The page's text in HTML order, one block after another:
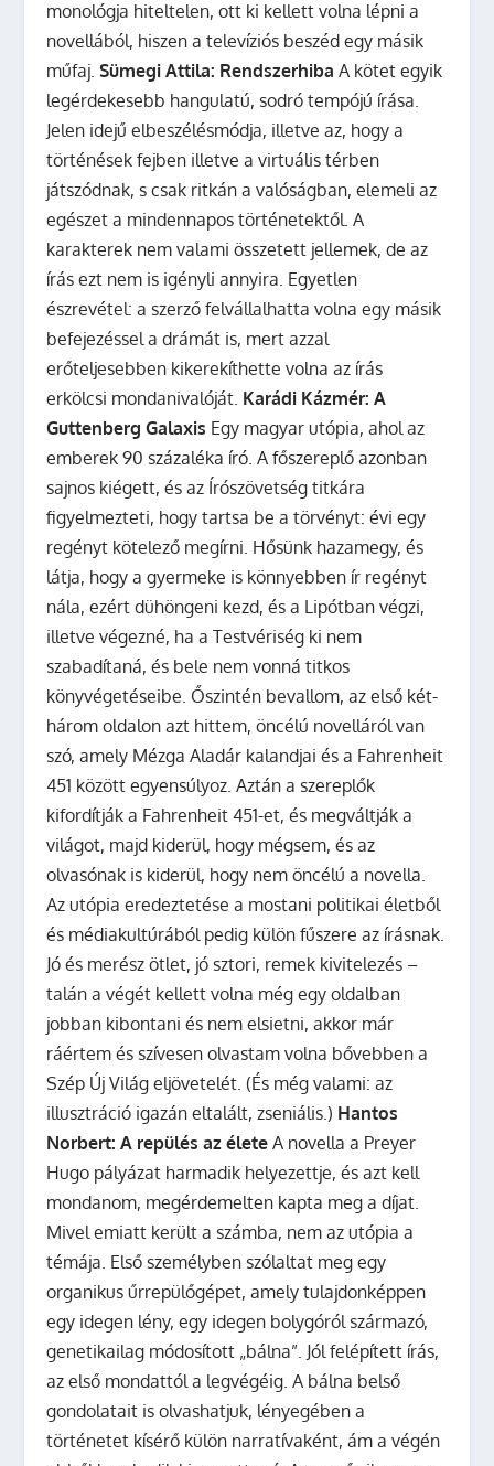
monológja hiteltelen, ott ki kellett volna lépni a
novellából, hiszen a televíziós beszéd egy másik
műfaj.Sümegi Attila: Rendszerhiba A kötet egyik
legérdekesebb hangulatú, sodró tempójú írása.
Jelen idejű elbeszélésmódja, illetve az, hogy a
történések fejben illetve a virtuális térben
játszódnak, s csak ritkán a valóságban, elemeli az
egészet a mindennapos történetektől. A
karakterek nem valami összetett jellemek, de az
írás ezt nem is igényli annyira. Egyetlen
észrevétel: a szerző felvállalhatta volna egy másik
befejezéssel a drámát is, mert azzal
erőteljesebben kikerekíthette volna az írás
erkölcsi mondanivalóját. Karádi Kázmér: A
Guttenberg Galaxis Egy magyar utópia, ahol az
emberek 90 százaléka író. A főszereplő azonban
sajnos kiégett, és az Írószövetség titkára
figyelmezteti, hogy tartsa be a törvényt: évi egy
regényt kötelező megírni. Hősünk hazamegy, és
látja, hogy a gyermeke is könnyebben ír regényt
nála, ezért dühöngeni kezd, és a Lipótban végzi,
illetve végezné, ha a Testvériség ki nem
szabadítaná, és bele nem vonná titkos
könyvégetéseibe. Őszintén bevallom, az első két-
három oldalon azt hittem, öncélú novelláról van
szó, amely Mézga Aladár kalandjai és a Fahrenheit
451 között egyensúlyoz. Aztán a szereplők
kifordítják a Fahrenheit 451-et, és megváltják a
világot, majd kiderül, hogy mégsem, és az
olvasónak is kiderül, hogy nem öncélú a novella.
Az utópia eredeztetése a mostani politikai életből
és médiakultúrából pedig külön fűszere az írásnak.
Jó és merész ötlet, jó sztori, remek kivitelezés –
talán a végét kellett volna még egy oldalban
jobban kibontani és nem elsietni, akkor már
ráértem és szívesen olvastam volna bővebben a
Szép Új Világ eljövetelét. (És még valami: az
illusztráció igazán eltalált, zseniális.) Hantos
Norbert: A repülés az élete A novella a Preyer
Hugo pályázat harmadik helyezettje, és azt kell
mondanom, megérdemelten kapta meg a díjat.
Mivel emiatt került a számba, nem az utópia a
témája. Első személyben szólaltat meg egy
organikus űrrepülőgépet, amely tulajdonképpen
egy idegen lény, egy idegen bolygóról származó,
genetikailag módosított „bálna”. Jól felépített írás,
az első mondattól a legvégéig. A bálna belső
gondolatait is olvashatjuk, lényegében a
történetet kísérő külön narratívaként, ám a végén